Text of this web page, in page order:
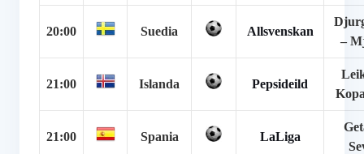
20:00 Suedia Allsvenskan
–
21:00 Islanda Pepsideild
21:00 Spania LaLiga